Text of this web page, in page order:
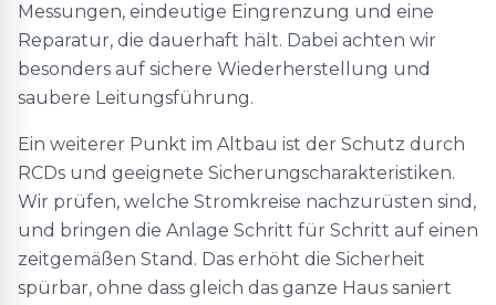
Messungen, eindeutige Eingrenzung und eine
Reparatur, die dauerhaft hält. Dabei achten wir
besonders auf sichere Wiederherstellung und
saubere Leitungsführung.
Ein weiterer Punkt im Altbau ist der Schutz durch
RCDs und geeignete Sicherungscharakteristiken.
Wir prüfen, welche Stromkreise nachzurüsten sind,
und bringen die Anlage Schritt für Schritt auf einen
zeitgemäßen Stand. Das erhöht die Sicherheit
spürbar, ohne dass gleich das ganze Haus saniert